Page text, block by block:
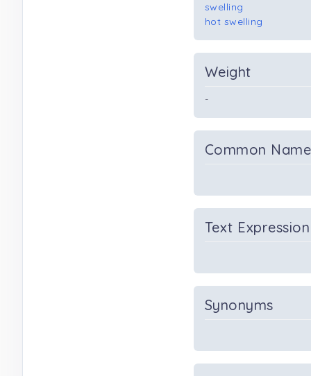
swelling
hot swelling
Weight
-
Common Name
Text Expression
Synonyms